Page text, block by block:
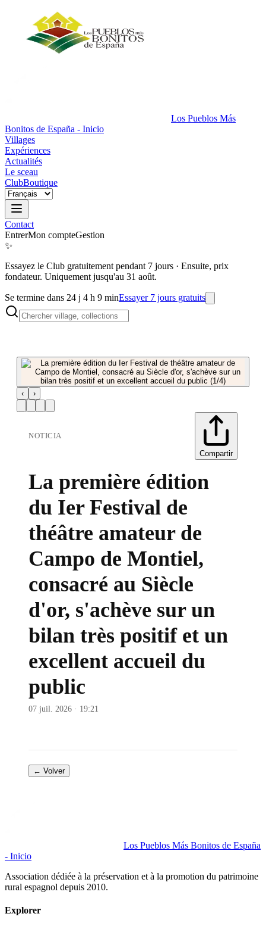
Los Pueblos Más
Bonitos de España - Inicio
Villages
Expériences
Actualités
Le sceau
ClubBoutique
Contact
EntrerMon compteGestion
✨
Essayez le Club gratuitement pendant 7 jours · Ensuite, prix
fondateur. Uniquement jusqu'au 31 août.
Se termine dans 24 j 4 h 9 minEssayer 7 jours gratuits
‹ ›
NOTICIA
Compartir
La première édition
du Ier Festival de
théâtre amateur de
Campo de Montiel,
consacré au Siècle
d'or, s'achève sur un
bilan très positif et un
excellent accueil du
public
07 juil. 2026 · 19:21
← Volver
Los Pueblos Más Bonitos de España
- Inicio
Association dédiée à la préservation et à la promotion du patrimoine
rural espagnol depuis 2010.
Explorer